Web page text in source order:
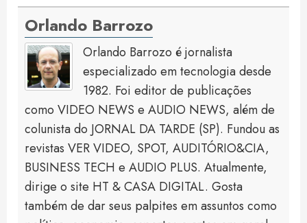
Orlando Barrozo
Orlando Barrozo é jornalista
especializado em tecnologia desde
1982. Foi editor de publicações
como VIDEO NEWS e AUDIO NEWS, além de
colunista do JORNAL DA TARDE (SP). Fundou as
revistas VER VIDEO, SPOT, AUDITÓRIO&CIA,
BUSINESS TECH e AUDIO PLUS. Atualmente,
dirige o site HT & CASA DIGITAL. Gosta
também de dar seus palpites em assuntos como